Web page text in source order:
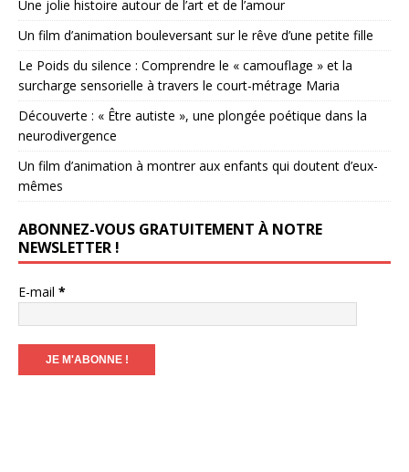
Une jolie histoire autour de l’art et de l’amour
Un film d’animation bouleversant sur le rêve d’une petite fille
Le Poids du silence : Comprendre le « camouflage » et la
surcharge sensorielle à travers le court-métrage Maria
Découverte : « Être autiste », une plongée poétique dans la
neurodivergence
Un film d’animation à montrer aux enfants qui doutent d’eux-
mêmes
ABONNEZ-VOUS GRATUITEMENT À NOTRE
NEWSLETTER !
E-mail *